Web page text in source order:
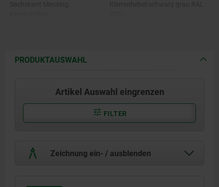
PRODUKTAUSWAHL
Artikel Auswahl eingrenzen
FILTER
Zeichnung ein- / ausblenden